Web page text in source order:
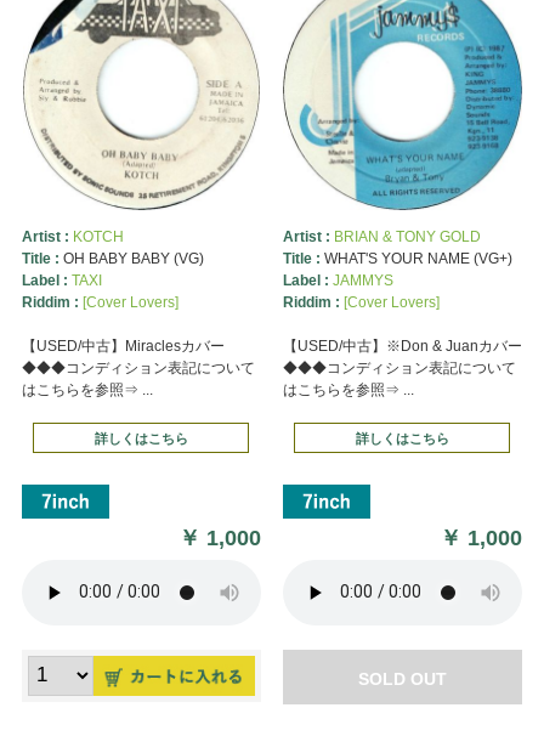
Artist : KOTCH
Title : OH BABY BABY (VG)
Label : TAXI
Riddim : [Cover Lovers]
【USED/中古】Miraclesカバー
◆◆◆コンディション表記について
はこちらを参照⇒ ...
詳しくはこちら
￥ 1,000
Artist : BRIAN & TONY GOLD
Title : WHAT'S YOUR NAME (VG+)
Label : JAMMYS
Riddim : [Cover Lovers]
【USED/中古】※Don & Juanカバー
◆◆◆コンディション表記について
はこちらを参照⇒ ...
詳しくはこちら
￥ 1,000
SOLD OUT